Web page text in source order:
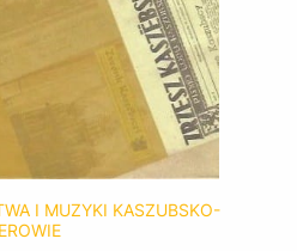
I MUZYKI KASZUBSKO-